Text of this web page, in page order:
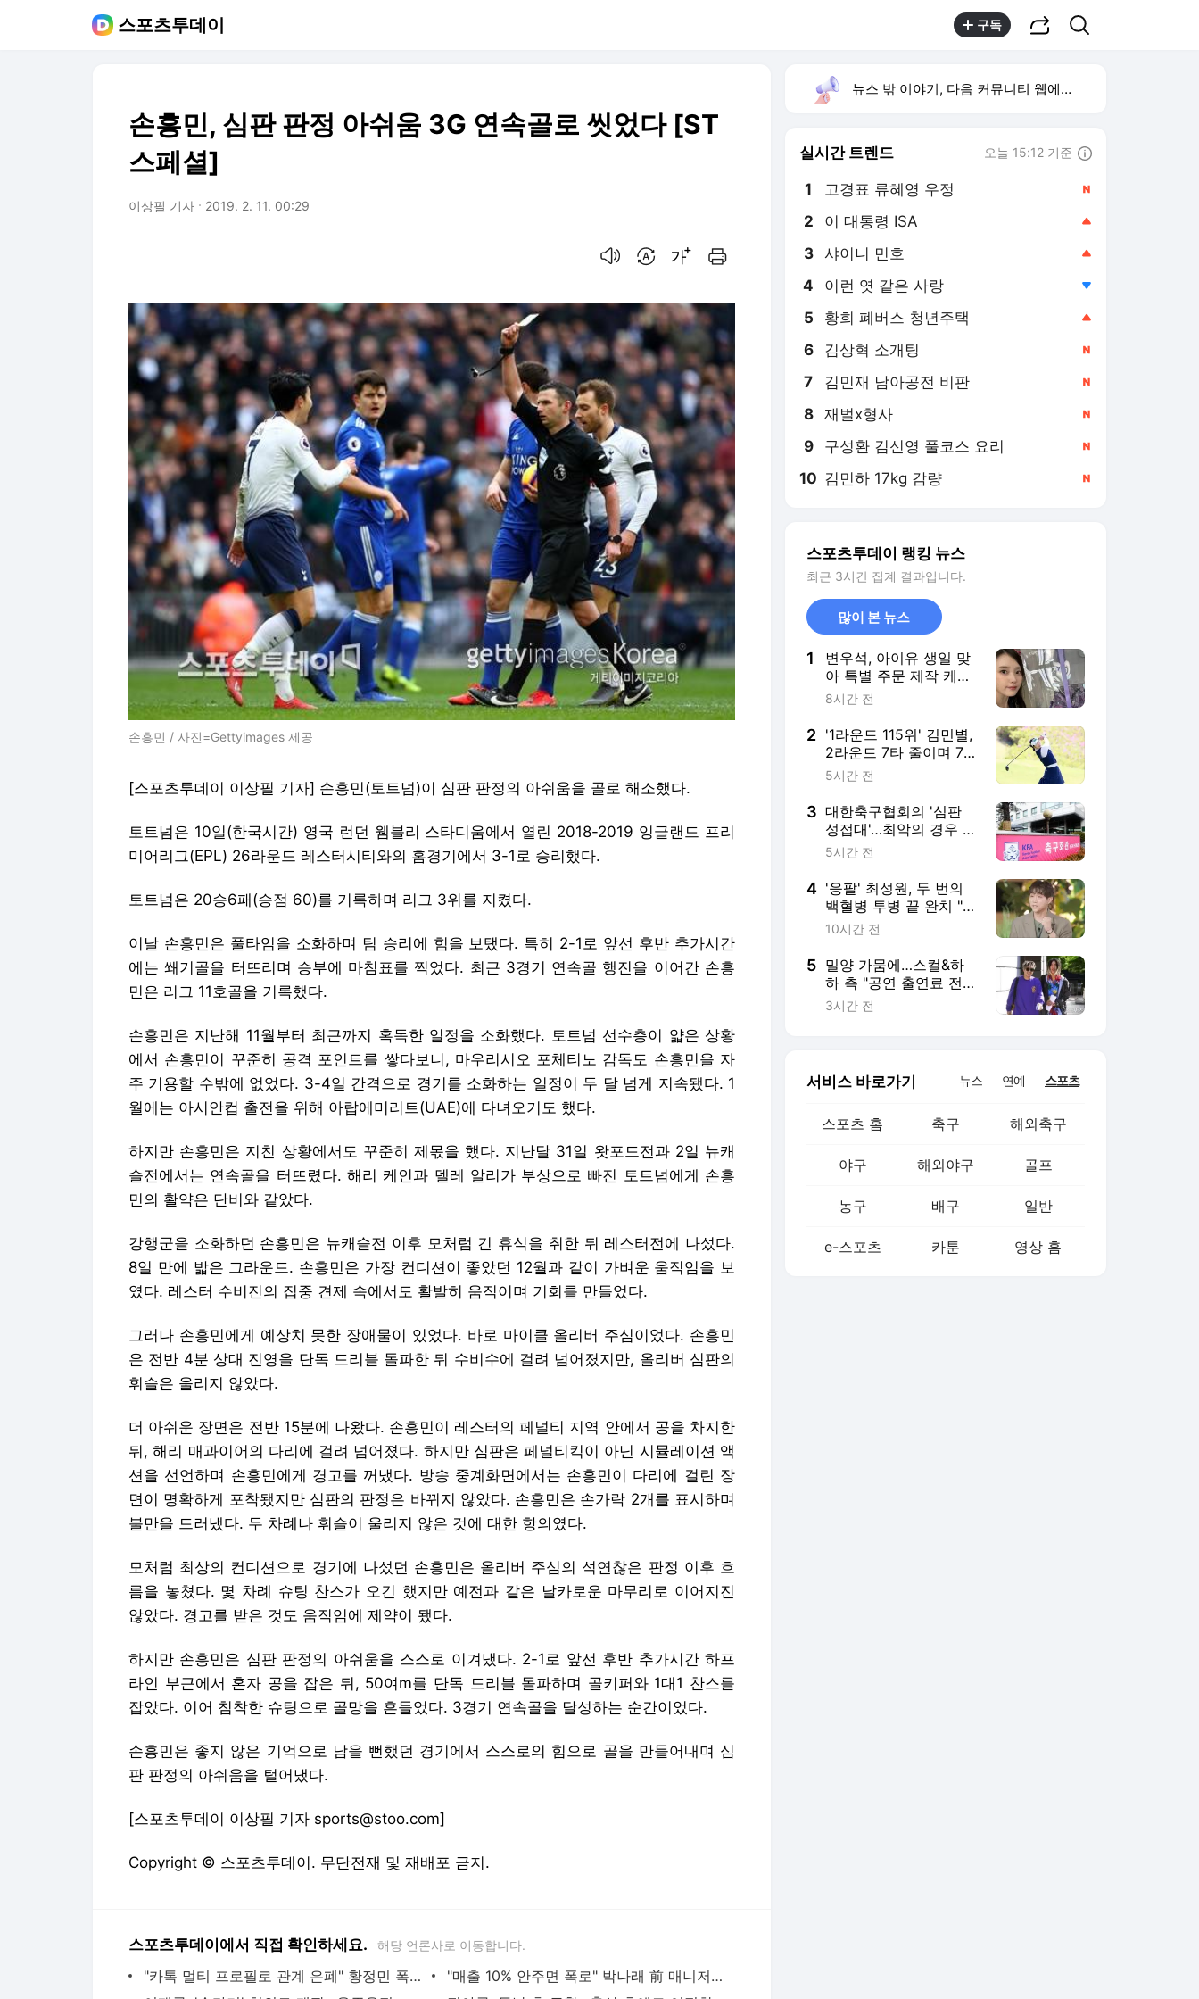
스포츠투데이 구독
손흥민, 심판 판정 아쉬움 3G 연속골로 씻었다 [ST
스페셜]
이상필 기자 2019. 2. 11. 00:29
손흥민 / 사진=Gettyimages 제공
[스포츠투데이 이상필 기자] 손흥민(토트넘)이 심판 판정의 아쉬움을 골로 해소했다.
토트넘은 10일(한국시간) 영국 런던 웸블리 스타디움에서 열린 2018-2019 잉글랜드 프리
미어리그(EPL) 26라운드 레스터시티와의 홈경기에서 3-1로 승리했다.
토트넘은 20승6패(승점 60)를 기록하며 리그 3위를 지켰다.
이날 손흥민은 풀타임을 소화하며 팀 승리에 힘을 보탰다. 특히 2-1로 앞선 후반 추가시간
에는 쐐기골을 터뜨리며 승부에 마침표를 찍었다. 최근 3경기 연속골 행진을 이어간 손흥
민은 리그 11호골을 기록했다.
손흥민은 지난해 11월부터 최근까지 혹독한 일정을 소화했다. 토트넘 선수층이 얇은 상황
에서 손흥민이 꾸준히 공격 포인트를 쌓다보니, 마우리시오 포체티노 감독도 손흥민을 자
주 기용할 수밖에 없었다. 3-4일 간격으로 경기를 소화하는 일정이 두 달 넘게 지속됐다. 1
월에는 아시안컵 출전을 위해 아랍에미리트(UAE)에 다녀오기도 했다.
하지만 손흥민은 지친 상황에서도 꾸준히 제몫을 했다. 지난달 31일 왓포드전과 2일 뉴캐
슬전에서는 연속골을 터뜨렸다. 해리 케인과 델레 알리가 부상으로 빠진 토트넘에게 손흥
민의 활약은 단비와 같았다.
강행군을 소화하던 손흥민은 뉴캐슬전 이후 모처럼 긴 휴식을 취한 뒤 레스터전에 나섰다.
8일 만에 밟은 그라운드. 손흥민은 가장 컨디션이 좋았던 12월과 같이 가벼운 움직임을 보
였다. 레스터 수비진의 집중 견제 속에서도 활발히 움직이며 기회를 만들었다.
그러나 손흥민에게 예상치 못한 장애물이 있었다. 바로 마이클 올리버 주심이었다. 손흥민
은 전반 4분 상대 진영을 단독 드리블 돌파한 뒤 수비수에 걸려 넘어졌지만, 올리버 심판의
휘슬은 울리지 않았다.
더 아쉬운 장면은 전반 15분에 나왔다. 손흥민이 레스터의 페널티 지역 안에서 공을 차지한
뒤, 해리 매과이어의 다리에 걸려 넘어졌다. 하지만 심판은 페널티킥이 아닌 시뮬레이션 액
션을 선언하며 손흥민에게 경고를 꺼냈다. 방송 중계화면에서는 손흥민이 다리에 걸린 장
면이 명확하게 포착됐지만 심판의 판정은 바뀌지 않았다. 손흥민은 손가락 2개를 표시하며
불만을 드러냈다. 두 차례나 휘슬이 울리지 않은 것에 대한 항의였다.
모처럼 최상의 컨디션으로 경기에 나섰던 손흥민은 올리버 주심의 석연찮은 판정 이후 흐
름을 놓쳤다. 몇 차례 슈팅 찬스가 오긴 했지만 예전과 같은 날카로운 마무리로 이어지진
않았다. 경고를 받은 것도 움직임에 제약이 됐다.
하지만 손흥민은 심판 판정의 아쉬움을 스스로 이겨냈다. 2-1로 앞선 후반 추가시간 하프
라인 부근에서 혼자 공을 잡은 뒤, 50여m를 단독 드리블 돌파하며 골키퍼와 1대1 찬스를
잡았다. 이어 침착한 슈팅으로 골망을 흔들었다. 3경기 연속골을 달성하는 순간이었다.
손흥민은 좋지 않은 기억으로 남을 뻔했던 경기에서 스스로의 힘으로 골을 만들어내며 심
판 판정의 아쉬움을 털어냈다.
[스포츠투데이 이상필 기자 sports@stoo.com]
Copyright © 스포츠투데이. 무단전재 및 재배포 금지.
스포츠투데이에서 직접 확인하세요. 해당 언론사로 이동합니다.
"카톡 멀티 프로필로 관계 은폐" 황정민 폭로女, 문자·녹취록 증거 공개 [ST이슈]
"매출 10% 안주면 폭로" 박나래 前 매니저 2명, 공갈미수·횡령 혐의로 재판
뉴스 밖 이야기, 다음 커뮤니티 웹에서 보기
실시간 트렌드 오늘 15:12 기준
1 고경표 류혜영 우정
2 이 대통령 ISA
3 샤이니 민호
4 이런 엿 같은 사랑
5 황희 폐버스 청년주택
6 김상혁 소개팅
7 김민재 남아공전 비판
8 재벌x형사
9 구성환 김신영 풀코스 요리
10 김민하 17kg 감량
스포츠투데이 랭킹 뉴스
최근 3시간 집계 결과입니다.
많이 본 뉴스
1
변우석, 아이유 생일 맞
아 특별 주문 제작 케이
크 선물…3달 지나 알려
8시간 전
2 '1라운드 115위' 김민별,
2라운드 7타 줄이며 77
계단 껑충…"마음 비우
5시간 전
3 대한축구협회의 '심판
성접대'…최악의 경우 런
던 올림픽 동메달도 박
5시간 전
4 '응팔' 최성원, 두 번의
백혈병 투병 끝 완치 "매
우 고통스러웠다"(해투)
10시간 전
5 밀양 가뭄에…스컬&하
하 측 "공연 출연료 전액
기부" [공식]
3시간 전
서비스 바로가기 뉴스 연예 스포츠
스포츠 홈 축구 해외축구
야구 해외야구 골프
농구 배구 일반
e-스포츠 카툰 영상 홈